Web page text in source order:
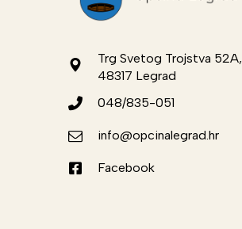
Trg Svetog Trojstva 52A,
48317 Legrad
048/835-051
info@opcinalegrad.hr
Facebook